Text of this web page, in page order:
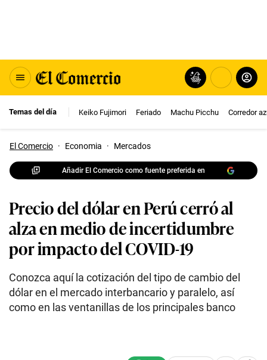
Temas del día Keiko Fujimori Feriado Machu Picchu Corredor
El Comercio · Economia · Mercados
Añadir El Comercio como fuente preferida en
Precio del dólar en Perú cerró al
alza en medio de incertidumbre
por impacto del COVID-19
Conozca aquí la cotización del tipo de cambio del
dólar en el mercado interbancario y paralelo, así
como en las ventanillas de los principales banco